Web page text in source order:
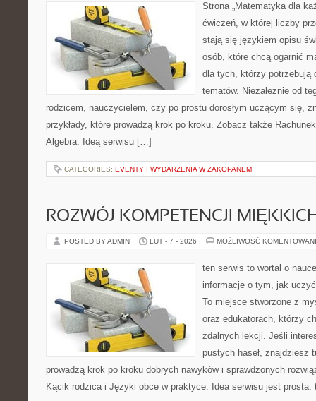
Strona „Matematyka dla
ćwiczeń, w której liczby
stają się językiem opisu
osób, które chcą ogarnić
dla tych, którzy potrzebują
tematów. Niezależnie od
rodzicem, nauczycielem, czy po prostu dorosłym uczącym się,
przykłady, które prowadzą krok po kroku. Zobacz także
Algebra. Ideą serwisu […]
CATEGORIES: EVENTY I WYDARZENIA W ZAKOPANEM
ROZWÓJ KOMPETENCJI
POSTED BY ADMIN LUT - 7 - 2026 MOŻLIWOŚĆ
ten serwis to wortal o
informacje o tym, jak
To miejsce stworzone z
oraz edukatorach, którzy
zdalnych lekcji. Jeśli
pustych haseł, znajdziesz
prowadzą krok po kroku dobrych nawyków i sprawdzonych
Kącik rodzica i Języki obce w praktyce. Idea serwisu jest